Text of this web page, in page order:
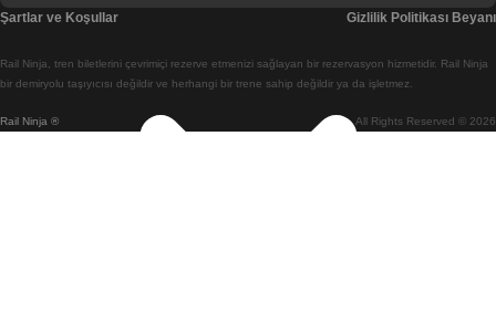
Budapeşte Viyana Treni
Busan Cheonan(Asan) Treni
Rail Ninja ® All Rights Reserved © 2026
Rail Ninja, tren biletlerini çevrimiçi rezerve etmenizi sağlayan bir rezervasyon hizmetidir. Rail Ninja
bir demiryolu taşıyıcısı değildir ve herhangi bir trene sahip değildir ya da işletmez.
Şartlar ve Koşullar Gizlilik Politikası Beyanı